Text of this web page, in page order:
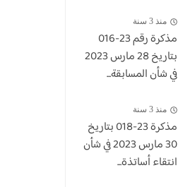
منذ 3 سنة
مذكرة رقم 23-016
بتاريخ 28 مارس 2023
في شأن المسابقة...
منذ 3 سنة
​مذكرة 23-018 بتاريخ
30 مارس 2023 في شأن
انتقاء أساتذة...